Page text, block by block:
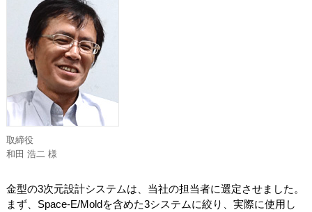
取締役
和田 浩二 様
金型の3次元設計システムは、当社の担当者に選定させました。
まず、Space-E/Moldを含めた3システムに絞り、実際に使用し